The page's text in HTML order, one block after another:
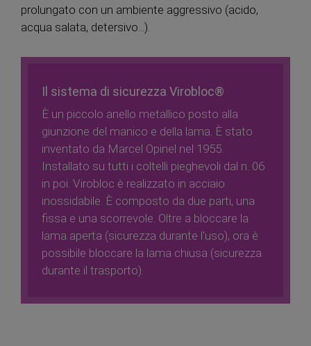
prolungato con un ambiente aggressivo (acido,
acqua salata, detersivo...).
Il sistema di sicurezza Virobloc®
È un piccolo anello metallico posto alla
giunzione del manico e della lama. È stato
inventato da Marcel Opinel nel 1955.
Installato su tutti i coltelli pieghevoli dal n. 06
in poi. Virobloc è realizzato in acciaio
inossidabile. È composto da due parti, una
fissa e una scorrevole. Oltre a bloccare la
lama aperta (sicurezza durante l'uso), ora è
possibile bloccare la lama chiusa (sicurezza
durante il trasporto).